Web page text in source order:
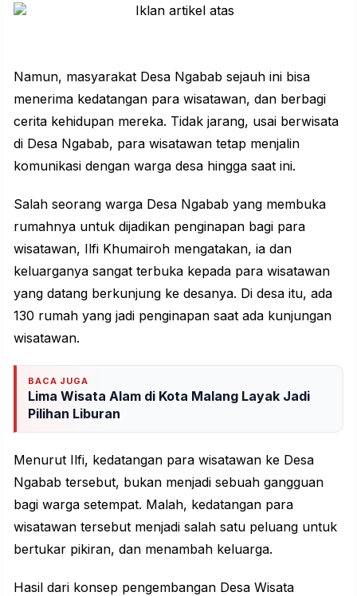
Namun, masyarakat Desa Ngabab sejauh ini bisa
menerima kedatangan para wisatawan, dan berbagi
cerita kehidupan mereka. Tidak jarang, usai berwisata
di Desa Ngabab, para wisatawan tetap menjalin
komunikasi dengan warga desa hingga saat ini.
Salah seorang warga Desa Ngabab yang membuka
rumahnya untuk dijadikan penginapan bagi para
wisatawan, Ilfi Khumairoh mengatakan, ia dan
keluarganya sangat terbuka kepada para wisatawan
yang datang berkunjung ke desanya. Di desa itu, ada
130 rumah yang jadi penginapan saat ada kunjungan
wisatawan.
BACA JUGA
Lima Wisata Alam di Kota Malang Layak Jadi
Pilihan Liburan
Menurut Ilfi, kedatangan para wisatawan ke Desa
Ngabab tersebut, bukan menjadi sebuah gangguan
bagi warga setempat. Malah, kedatangan para
wisatawan tersebut menjadi salah satu peluang untuk
bertukar pikiran, dan menambah keluarga.
Hasil dari konsep pengembangan Desa Wisata